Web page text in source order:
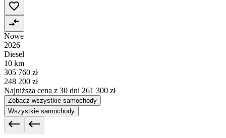
Nowe
2026
Diesel
10 km
305 760 zł
248 200 zł
Najniższa cena z 30 dni 261 300 zł
Zobacz wszystkie samochody
Wszystkie samochody